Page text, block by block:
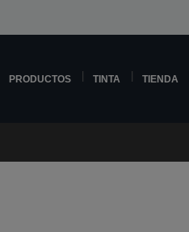
PRODUCTOS TINTA TIENDA